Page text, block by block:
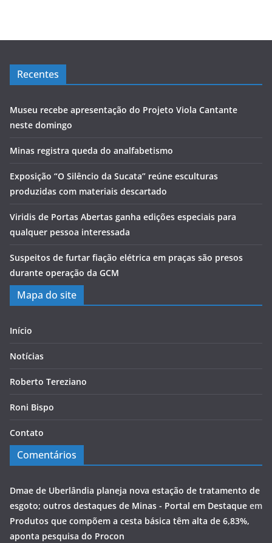
Recentes
Museu recebe apresentação do Projeto Viola Cantante
neste domingo
Minas registra queda do analfabetismo
Exposição “O Silêncio da Sucata” reúne esculturas
produzidas com materiais descartado
Viridis de Portas Abertas ganha edições especiais para
qualquer pessoa interessada
Suspeitos de furtar fiação elétrica em praças são presos
durante operação da GCM
Mapa do site
Início
Notícias
Roberto Tereziano
Roni Bispo
Contato
Comentários
Dmae de Uberlândia planeja nova estação de tratamento de
esgoto; outros destaques de Minas - Portal em Destaque em
Produtos que compõem a cesta básica têm alta de 6,83%,
aponta pesquisa do Procon